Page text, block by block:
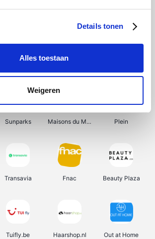
Details tonen
Alles toestaan
Weigeren
Bergfreunde Pazzox Smartwatchbanden
Sunparks Maisons du Monde Plein
Transavia Fnac Beauty Plaza
Tuifly.be Haarshop.nl Out at Home